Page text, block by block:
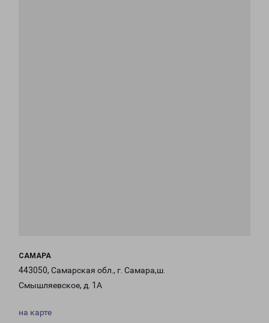
САМАРА
443050, Самарская обл., г. Самара,ш.
Смышляевское, д. 1А
на карте